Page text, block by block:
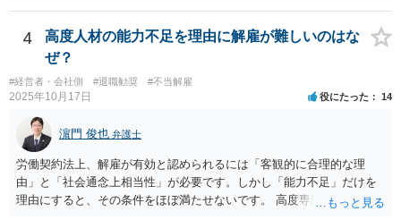
懸念するのであれば、ご相談者さんが経営者に対してその旨を伝え、
考えを改められるよう進言なさってはいかがでしょうか。
件を受任して遂行します。 そしてあなたの言う「早めに、決着をつけ
なさいな！」が意味するところは、「敗訴的和解」ということです
が、それには弁護士報酬はつきませんので、弁護士は確かに儲かりま
せん。 しかし、逆に負け筋の事件をズルズルすることは、着手金を増
額してもらえるわけでもない他方で、弁護士報酬も期待できないた
め、むしろ他の事件処理ができないという意味で弁護士にも損害が増
すことはあっても、基本的に儲かることにはなりません。 控訴審で着
手金をもらうということはありますが、1回限りの関係ではなく顧問の
関係なので、あまり好ましい処理ではありません。 事件終了後、顧問
が切れる可能性があるからです。 つまり、弁護士は、儲かるためでは
なく、顧問会社のためにその意思（それこそ会社の現在及び今後の戦
略）を踏まえたうえで事件を遂行していると推測されます。 ＞②原告
4
高度人材の能力不足を理由に解雇が難しいのはな
ぜ？
#経営者・会社側 #退職勧奨 #不当解雇
2025年10月17日 役にたった 14
濵門 俊也 弁護士
労働契約法上、解雇が有効と認められるには「客観的に合理的な理
由」と「社会通念上相当性」が必要です。しかし「能力不足」だけを
理由にすると、その条件をほぼ満たせないです。 高度専門職であって